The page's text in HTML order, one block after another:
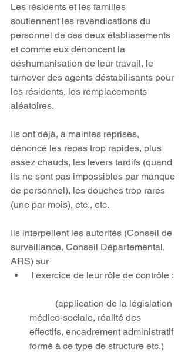
Les résidents et les familles
soutiennent les revendications du
personnel de ces deux établissements
et comme eux dénoncent la
déshumanisation de leur travail, le
turnover des agents déstabilisants pour
les résidents, les remplacements
aléatoires.
Ils ont déjà, à maintes reprises,
dénoncé les repas trop rapides, plus
assez chauds, les levers tardifs (quand
ils ne sont pas impossibles par manque
de personnel), les douches trop rares
(une par mois), etc., etc.
Ils interpellent les autorités (Conseil de
surveillance, Conseil Départemental,
ARS) sur
l'exercice de leur rôle de contrôle :
médico-sociale, réalité des
effectifs, encadrement administratif
formé à ce type de structure etc.)